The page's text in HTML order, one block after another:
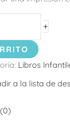
+
Libros
a la lista de